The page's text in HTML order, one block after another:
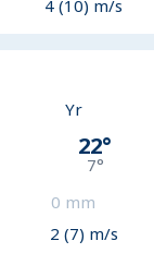
4 (10) m/s
Yr
22°
7°
0 mm
2 (7) m/s